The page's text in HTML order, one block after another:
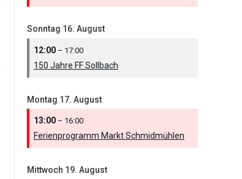
Sonntag 16. August
12:00 – 17:00
150 Jahre FF Sollbach
Montag 17. August
13:00 – 16:00
Ferienprogramm Markt Schmidmühlen
Mittwoch 19. August